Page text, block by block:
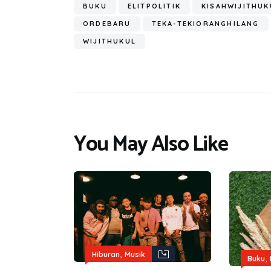
o
ok
er s
A
gr
a
BUKU ELITPOLITIK
ORDEBARU TEKA-TEKIORANGHILANG
WIJITHUKUL
You May Also Like
Hiburan, Musik Buku,